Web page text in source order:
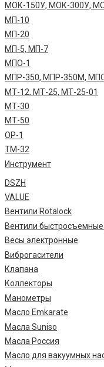
МОК-150У, МОК-300У,
МП-10
МП-20
МП-5, МП-7
МПО-1
МПР-350, МПР-350М,
МТ-12, МТ-25, МТ-25-01
МТ-30
МТ-50
ОР-1
ТМ-32
Инструмент
DSZH
VALUE
Вентили Rotalock
Вентили
Весы электронные
Виброгасители
Клапана
Коллекторы
Манометры
Масло Emkarate
Масла Suniso
Масла Россия
Масло для вакуумных